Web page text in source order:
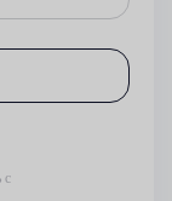
с